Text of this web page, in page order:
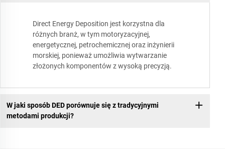
Direct Energy Deposition jest korzystna dla
różnych branż, w tym motoryzacyjnej,
energetycznej, petrochemicznej oraz inżynierii
morskiej, ponieważ umożliwia wytwarzanie
złożonych komponentów z wysoką precyzją.
W jaki sposób DED porównuje się z tradycyjnymi
metodami produkcji?